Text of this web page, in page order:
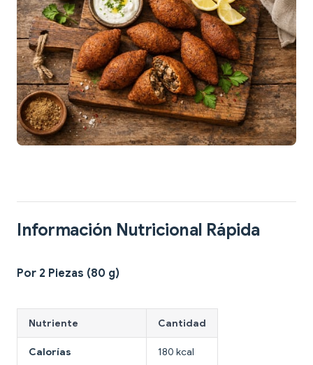
Información Nutricional Rápida
Por 2 Piezas (80 g)
Nutriente Cantidad
Calorías 180 kcal